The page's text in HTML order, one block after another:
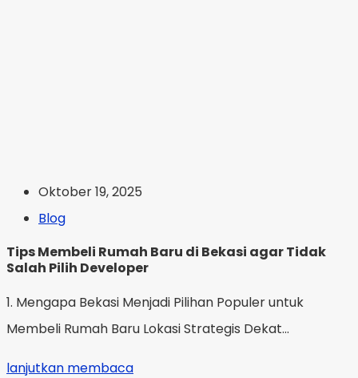
Oktober 19, 2025
Blog
Tips Membeli Rumah Baru di Bekasi agar Tidak
Salah Pilih Developer
1. Mengapa Bekasi Menjadi Pilihan Populer untuk
Membeli Rumah Baru Lokasi Strategis Dekat...
lanjutkan membaca